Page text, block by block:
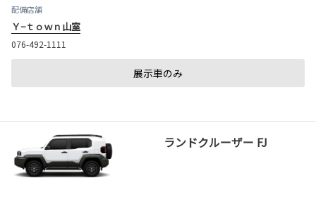
配備店舗
Ｙ−ｔｏｗｎ山室
076-492-1111
展示車のみ
ランドクルーザー FJ